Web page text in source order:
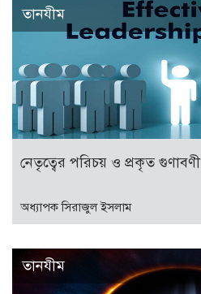
তানযীম
নেতৃত্বের পরিচয় ও প্রকৃত গুণাবণী
অধ্যাপক সিরাজুল ইসলাম
তানযীম